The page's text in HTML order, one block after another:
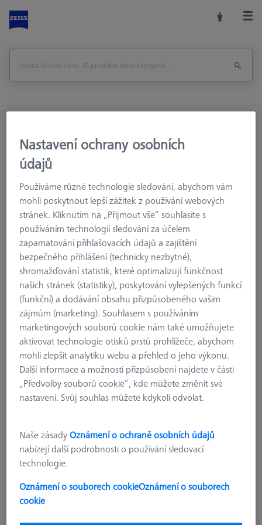
Souřadnicové měřicí stroje
Výměnné zásobníky
MSR pro dotykový měřicí stroj
Zásobník Multi Sensor Rack duplex X=700
Vytisknout stránku
Zpět na
MSR DUPLEX
Zásobník Multi Sensor Rack duplex
626100-9304-000
Nastavení ochrany osobních
údajů
Používáme různé technologie sledování, abychom vám
mohli poskytnout lepší zážitek z používání webových
stránek. Kliknutím na „Přijmout vše“ souhlasíte s
používáním technologií sledování za účelem
zapamatování přihlašovacích údajů a zajištění
bezpečného přihlášení (technicky nezbytné),
shromažďování statistik, které optimalizují funkčnost
našich stránek (statistiky), poskytování vylepšených funkcí
(funkční) a dodávání obsahu přizpůsobeného vašim
zájmům (marketing). Souhlasem s používáním
marketingových souborů cookie nám také umožňujete
aktivovat technologie otisků prstů prohlížeče, abychom
mohli zlepšit analytiku webu a přehled o jeho výkonu.
Další informace a možnosti přizpůsobení najdete v části
„Předvolby souborů cookie“, kde můžete změnit své
nastavení. Svůj souhlas můžete kdykoli odvolat.
Naše zásadyOznámení o ochraně osobních údajů
nabízejí další podrobnosti o používání sledovací
technologie.
Oznámení o souborech cookieOznámení o souborech
cookie